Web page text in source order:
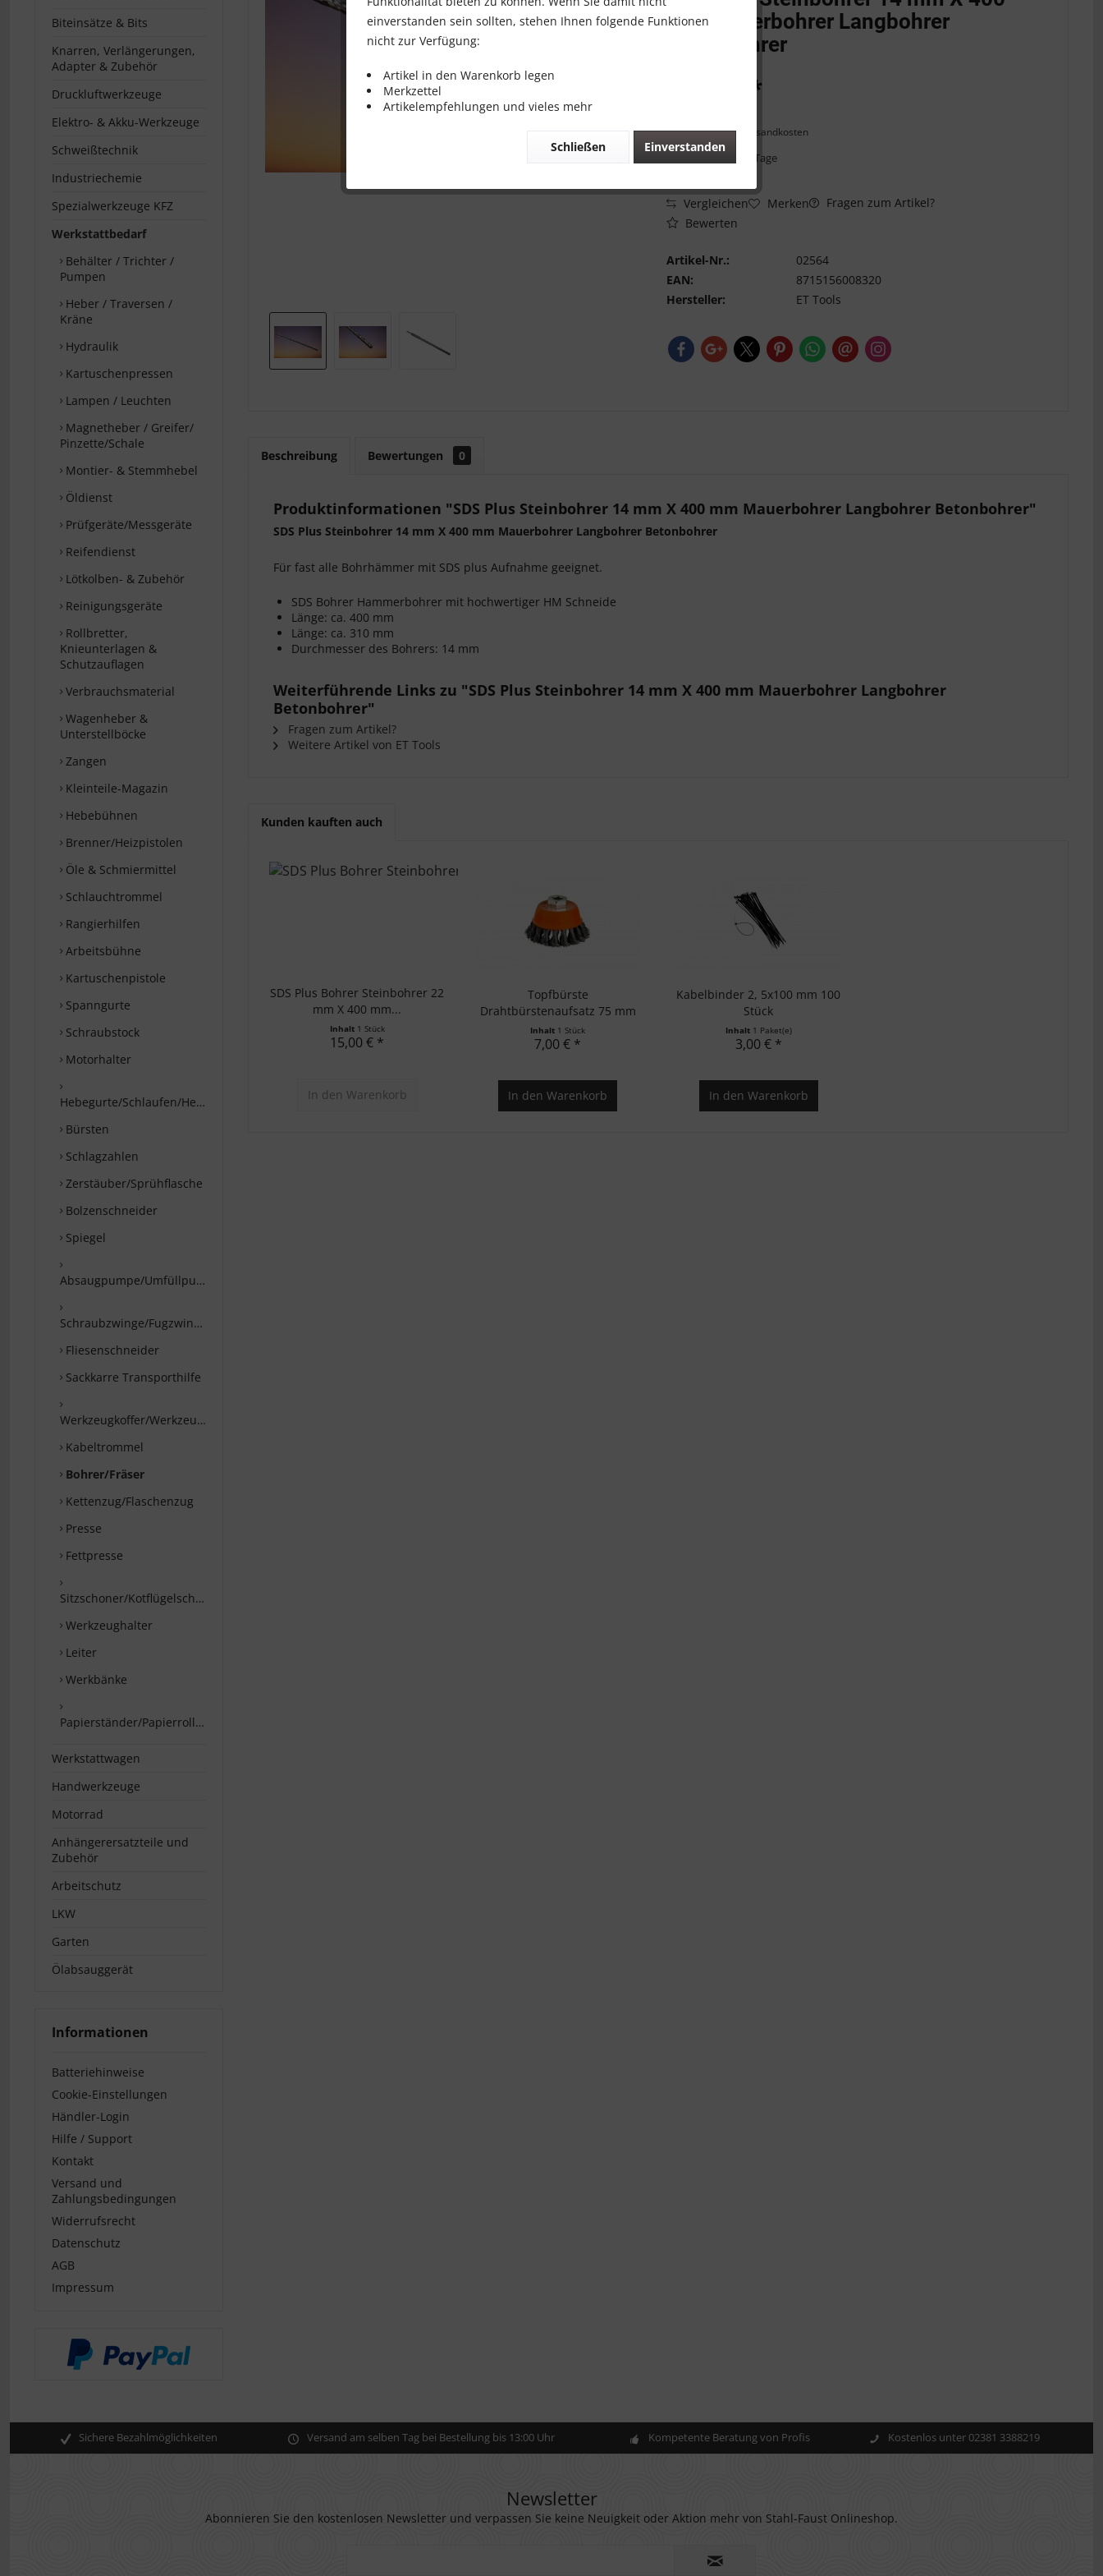
Biteinsätze & Bits
Knarren, Verlängerungen,
Adapter & Zubehör
Druckluftwerkzeuge
Elektro- & Akku-Werkzeuge
Schweißtechnik
Industriechemie
Spezialwerkzeuge KFZ
Werkstattbedarf
Behälter / Trichter /
Pumpen
Heber / Traversen /
Kräne
Hydraulik
Kartuschenpressen
Lampen / Leuchten
Magnetheber / Greifer/
Pinzette/Schale
Montier- & Stemmhebel
Öldienst
Prüfgeräte/Messgeräte
Reifendienst
Lötkolben- & Zubehör
Reinigungsgeräte
Rollbretter,
Knieunterlagen &
Schutzauflagen
Verbrauchsmaterial
Wagenheber &
Unterstellböcke
Zangen
Kleinteile-Magazin
Hebebühnen
Brenner/Heizpistolen
Öle & Schmiermittel
Schlauchtrommel
Rangierhilfen
Arbeitsbühne
Kartuschenpistole
Spanngurte
Schraubstock
Motorhalter
Hebegurte/Schlaufen/Hebebänder
Bürsten
Schlagzahlen
Zerstäuber/Sprühflasche
Bolzenschneider
Spiegel
Absaugpumpe/Umfüllpumpe
Schraubzwinge/Fugzwinge
Fliesenschneider
Sackkarre Transporthilfe
Werkzeugkoffer/Werkzeugtaschen
Kabeltrommel
Bohrer/Fräser
Kettenzug/Flaschenzug
Presse
Fettpresse
Sitzschoner/Kotflügelschoner
Werkzeughalter
Leiter
Werkbänke
Papierständer/Papierrollenhalter
Werkstattwagen
Handwerkzeuge
Motorrad
Anhängerersatzteile und
Zubehör
Arbeitschutz
LKW
Garten
Ölabsauggerät
Informationen
Batteriehinweise
Cookie-Einstellungen
Händler-Login
Hilfe / Support
Kontakt
Versand und
Zahlungsbedingungen
Widerrufsrecht
Datenschutz
AGB
Impressum
mm Mauerbohrer Langbohrer
Betonbohrer
12,00 € *
inkl. MwSt.zzgl. Versandkosten
Lieferzeit ca. 5 Tage
Vergleichen Merken
Fragen zum Artikel?
Bewerten
Artikel-Nr.:
02564
EAN:
8715156008320
Hersteller:
ET Tools
Beschreibung Bewertungen 0
Produktinformationen "SDS Plus Steinbohrer 14 mm X 400 mm Mauerbohrer Langbohrer Betonbohrer"
SDS Plus Steinbohrer 14 mm X 400 mm Mauerbohrer Langbohrer Betonbohrer
Für fast alle Bohrhämmer mit SDS plus Aufnahme geeignet.
SDS Bohrer Hammerbohrer mit hochwertiger HM Schneide
Länge: ca. 400 mm
Länge: ca. 310 mm
Durchmesser des Bohrers: 14 mm
Weiterführende Links zu "SDS Plus Steinbohrer 14 mm X 400 mm Mauerbohrer Langbohrer
Betonbohrer"
Fragen zum Artikel?
Weitere Artikel von ET Tools
Kunden kauften auch
SDS Plus Bohrer Steinbohrer 22
mm X 400 mm...
Inhalt 1 Stück
15,00 € *
In den Warenkorb
Topfbürste
Drahtbürstenaufsatz 75 mm
Inhalt 1 Stück
7,00 € *
In den Warenkorb
Kabelbinder 2, 5x100 mm 100
Stück
Inhalt 1 Paket(e)
3,00 € *
In den Warenkorb
Sichere Bezahlmöglichkeiten Versand am selben Tag bei Bestellung bis 13:00 Uhr Kompetente Beratung von Profis Kostenlos unter 02381 3388219
Newsletter
Abonnieren Sie den kostenlosen Newsletter und verpassen Sie keine Neuigkeit oder Aktion mehr von Stahl-Faust Onlineshop.
einverstanden sein sollten, stehen Ihnen folgende Funktionen
nicht zur Verfügung:
Artikel in den Warenkorb legen
Merkzettel
Artikelempfehlungen und vieles mehr
Einverstanden
Schließen